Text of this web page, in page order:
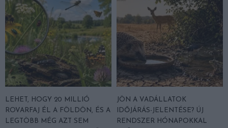
LEHET, HOGY 20 MILLIÓ
ROVARFAJ ÉL A FÖLDÖN, ÉS A
LEGTÖBB MÉG AZT SEM
JÖN A VADÁLLATOK
IDŐJÁRÁS-JELENTÉSE? ÚJ
RENDSZER HÓNAPOKKAL